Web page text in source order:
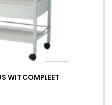
WIT COMPLEET